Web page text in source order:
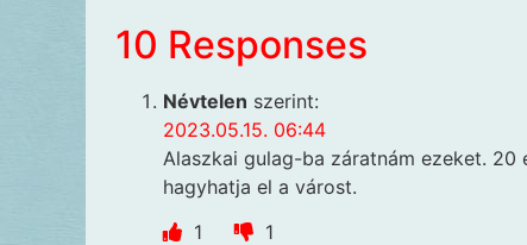
10 Responses
Névtelen szerint:
2023.05.15. 06:44
Alaszkai gulag-ba záratnám ezeket. 20
hagyhatja el a várost.
1
1